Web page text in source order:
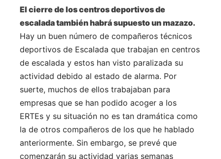
El cierre de los centros deportivos de
escalada también habrá supuesto un mazazo.
Hay un buen número de compañeros técnicos
deportivos de Escalada que trabajan en centros
de escalada y estos han visto paralizada su
actividad debido al estado de alarma. Por
suerte, muchos de ellos trabajaban para
empresas que se han podido acoger a los
ERTEs y su situación no es tan dramática como
la de otros compañeros de los que he hablado
anteriormente. Sin embargo, se prevé que
comenzarán su actividad varias semanas